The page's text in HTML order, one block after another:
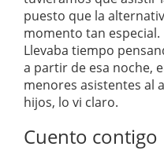
puesto que la
momento tan especial.
Llevaba tiempo
a partir de esa noche,
menores asistentes al
hijos, lo vi claro.
Cuento contigo